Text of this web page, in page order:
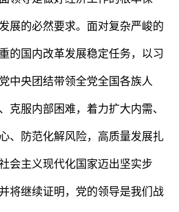
展的必然要求。面对复杂严峻的
的国内改革发展稳定任务，以习
中央团结带领全党全国各族人
克服内部困难，着力扩大内需、
、防范化解风险，高质量发展扎
会主义现代化国家迈出坚实步
将继续证明，党的领导是我们战